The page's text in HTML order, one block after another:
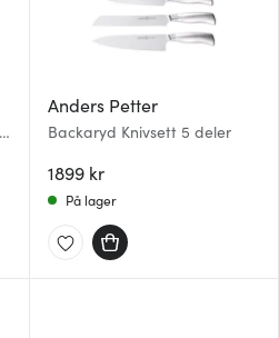
Anders Petter
Backaryd Knivsett 5 deler
1899 kr
På lager